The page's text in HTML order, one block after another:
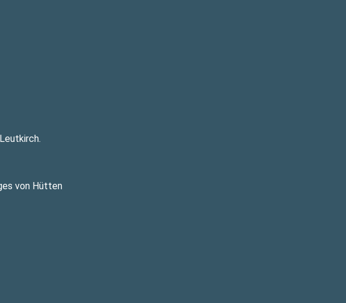
von Hütten